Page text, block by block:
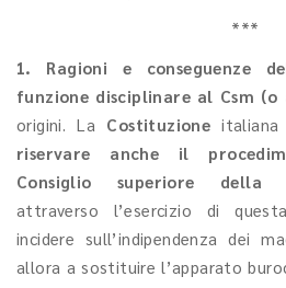
***
1. Ragioni e conseguenze
funzione disciplinare al Csm (o
origini. La Costituzione
riservare anche il
Consiglio superiore della
attraverso l’esercizio di
incidere sull’indipendenza dei
allora a sostituire l’apparato